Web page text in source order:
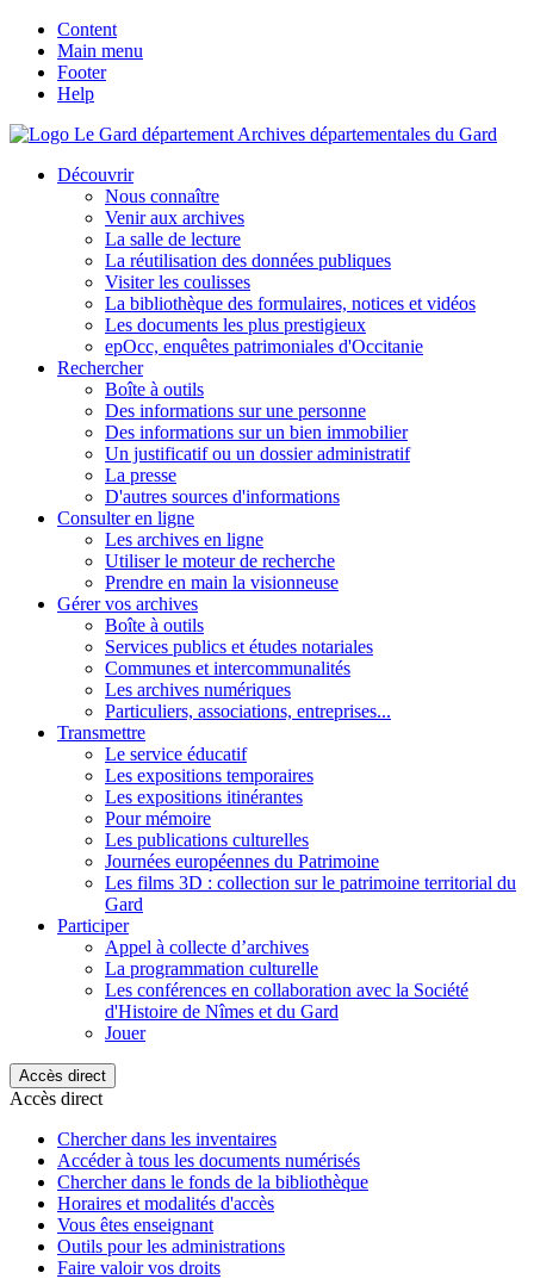
Content
Main menu
Footer
Help
Archives départementales du Gard
Découvrir
Nous connaître
Venir aux archives
La salle de lecture
La réutilisation des données publiques
Visiter les coulisses
La bibliothèque des formulaires, notices et vidéos
Les documents les plus prestigieux
epOcc, enquêtes patrimoniales d'Occitanie
Rechercher
Boîte à outils
Des informations sur une personne
Des informations sur un bien immobilier
Un justificatif ou un dossier administratif
La presse
D'autres sources d'informations
Consulter en ligne
Les archives en ligne
Utiliser le moteur de recherche
Prendre en main la visionneuse
Gérer vos archives
Boîte à outils
Services publics et études notariales
Communes et intercommunalités
Les archives numériques
Particuliers, associations, entreprises...
Transmettre
Le service éducatif
Les expositions temporaires
Les expositions itinérantes
Pour mémoire
Les publications culturelles
Journées européennes du Patrimoine
Les films 3D : collection sur le patrimoine territorial du
Gard
Participer
Appel à collecte d’archives
La programmation culturelle
Les conférences en collaboration avec la Société
d'Histoire de Nîmes et du Gard
Jouer
Accès direct
Accès direct
Chercher dans les inventaires
Accéder à tous les documents numérisés
Chercher dans le fonds de la bibliothèque
Horaires et modalités d'accès
Vous êtes enseignant
Outils pour les administrations
Faire valoir vos droits